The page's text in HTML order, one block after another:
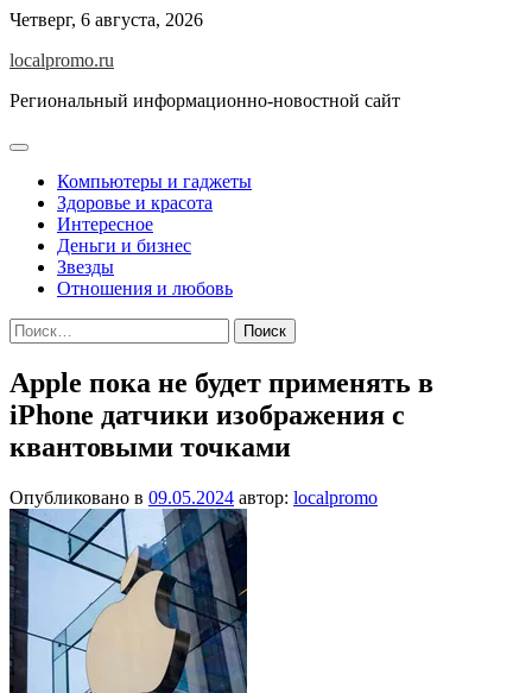
Перейти
содержимому
Четверг, 6 августа, 2026
localpromo.ru
Региональный информационно-новостной сайт
Компьютеры и гаджеты
Здоровье и красота
Интересное
Деньги и бизнес
Звезды
Отношения и любовь
Найти:
Apple пока не будет применять в
iPhone датчики изображения с
квантовыми точками
Опубликовано в 09.05.2024 автор: localpromo